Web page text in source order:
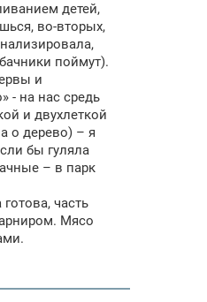
детей,
во-вторых,
поймут).
и
- на нас средь
и двухлеткой
о дерево) – я
бы гуляла
– в парк
часть
Мясо